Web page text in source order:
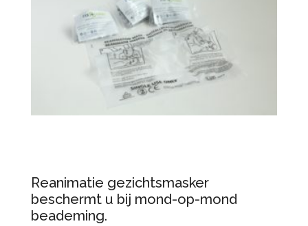
Reanimatie gezichtsmasker
beschermt u bij mond-op-mond
beademing.